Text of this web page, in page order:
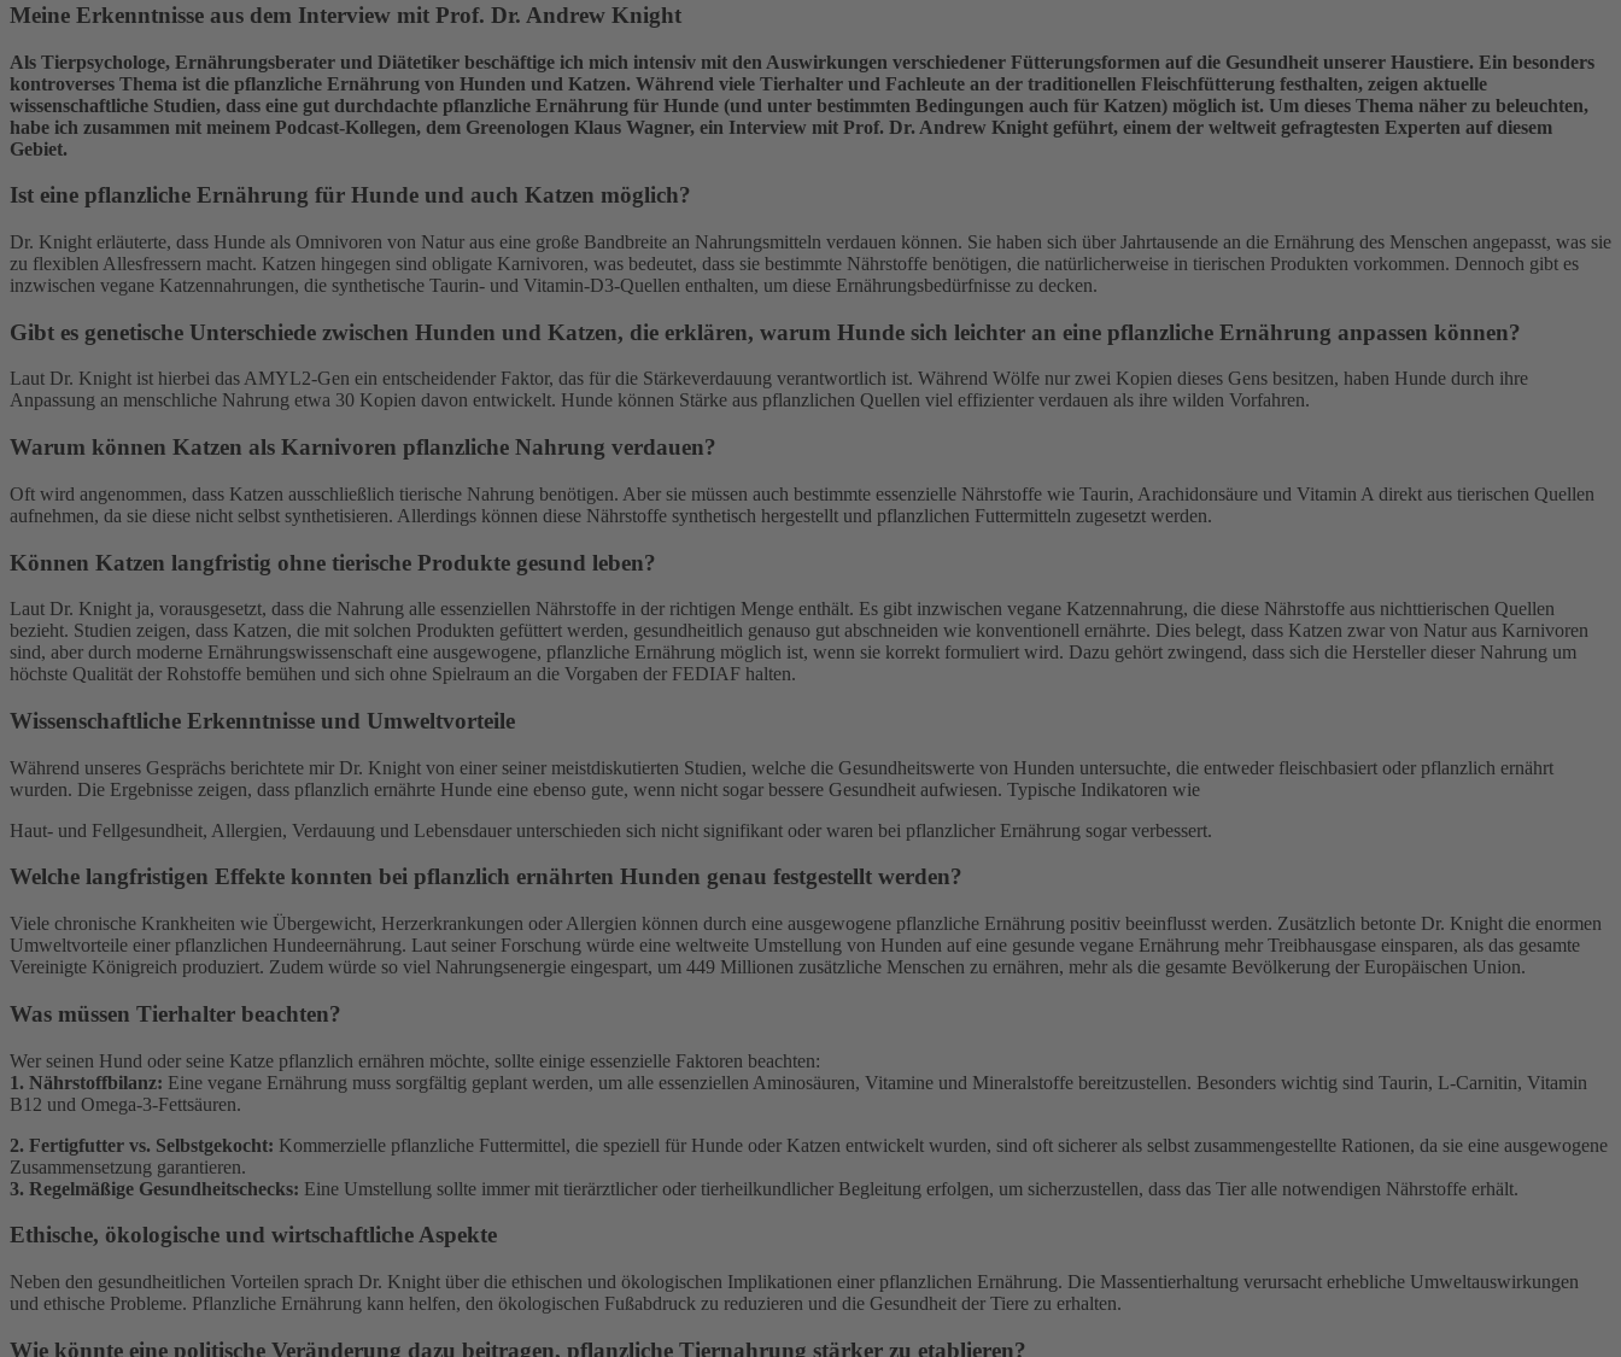
Meine Erkenntnisse aus dem Interview mit Prof. Dr. Andrew Knight
Als Tierpsychologe, Ernährungsberater und Diätetiker beschäftige ich mich intensiv mit den Auswirkungen verschiedener Fütterungsformen auf die Gesundheit unserer Haustiere. Ein besonders
kontroverses Thema ist die pflanzliche Ernährung von Hunden und Katzen. Während viele Tierhalter und Fachleute an der traditionellen Fleischfütterung festhalten, zeigen aktuelle
wissenschaftliche Studien, dass eine gut durchdachte pflanzliche Ernährung für Hunde (und unter bestimmten Bedingungen auch für Katzen) möglich ist. Um dieses Thema näher zu beleuchten,
habe ich zusammen mit meinem Podcast-Kollegen, dem Greenologen Klaus Wagner, ein Interview mit Prof. Dr. Andrew Knight geführt, einem der weltweit gefragtesten Experten auf diesem
Gebiet.
Ist eine pflanzliche Ernährung für Hunde und auch Katzen möglich?
Dr. Knight erläuterte, dass Hunde als Omnivoren von Natur aus eine große Bandbreite an Nahrungsmitteln verdauen können. Sie haben sich über Jahrtausende an die Ernährung des Menschen angepasst, was sie
zu flexiblen Allesfressern macht. Katzen hingegen sind obligate Karnivoren, was bedeutet, dass sie bestimmte Nährstoffe benötigen, die natürlicherweise in tierischen Produkten vorkommen. Dennoch gibt es
inzwischen vegane Katzennahrungen, die synthetische Taurin- und Vitamin-D3-Quellen enthalten, um diese Ernährungsbedürfnisse zu decken.
Gibt es genetische Unterschiede zwischen Hunden und Katzen, die erklären, warum Hunde sich leichter an eine pflanzliche Ernährung anpassen können?
Laut Dr. Knight ist hierbei das AMYL2-Gen ein entscheidender Faktor, das für die Stärkeverdauung verantwortlich ist. Während Wölfe nur zwei Kopien dieses Gens besitzen, haben Hunde durch ihre
Anpassung an menschliche Nahrung etwa 30 Kopien davon entwickelt. Hunde können Stärke aus pflanzlichen Quellen viel effizienter verdauen als ihre wilden Vorfahren.
Warum können Katzen als Karnivoren pflanzliche Nahrung verdauen?
Oft wird angenommen, dass Katzen ausschließlich tierische Nahrung benötigen. Aber sie müssen auch bestimmte essenzielle Nährstoffe wie Taurin, Arachidonsäure und Vitamin A direkt aus tierischen Quellen
aufnehmen, da sie diese nicht selbst synthetisieren. Allerdings können diese Nährstoffe synthetisch hergestellt und pflanzlichen Futtermitteln zugesetzt werden.
Können Katzen langfristig ohne tierische Produkte gesund leben?
Laut Dr. Knight ja, vorausgesetzt, dass die Nahrung alle essenziellen Nährstoffe in der richtigen Menge enthält. Es gibt inzwischen vegane Katzennahrung, die diese Nährstoffe aus nichttierischen Quellen
bezieht. Studien zeigen, dass Katzen, die mit solchen Produkten gefüttert werden, gesundheitlich genauso gut abschneiden wie konventionell ernährte. Dies belegt, dass Katzen zwar von Natur aus Karnivoren
sind, aber durch moderne Ernährungswissenschaft eine ausgewogene, pflanzliche Ernährung möglich ist, wenn sie korrekt formuliert wird. Dazu gehört zwingend, dass sich die Hersteller dieser Nahrung um
höchste Qualität der Rohstoffe bemühen und sich ohne Spielraum an die Vorgaben der FEDIAF halten.
Wissenschaftliche Erkenntnisse und Umweltvorteile
Während unseres Gesprächs berichtete mir Dr. Knight von einer seiner meistdiskutierten Studien, welche die Gesundheitswerte von Hunden untersuchte, die entweder fleischbasiert oder pflanzlich ernährt
wurden. Die Ergebnisse zeigen, dass pflanzlich ernährte Hunde eine ebenso gute, wenn nicht sogar bessere Gesundheit aufwiesen. Typische Indikatoren wie
Haut- und Fellgesundheit, Allergien, Verdauung und Lebensdauer unterschieden sich nicht signifikant oder waren bei pflanzlicher Ernährung sogar verbessert.
Welche langfristigen Effekte konnten bei pflanzlich ernährten Hunden genau festgestellt werden?
Viele chronische Krankheiten wie Übergewicht, Herzerkrankungen oder Allergien können durch eine ausgewogene pflanzliche Ernährung positiv beeinflusst werden. Zusätzlich betonte Dr. Knight die enormen
Umweltvorteile einer pflanzlichen Hundeernährung. Laut seiner Forschung würde eine weltweite Umstellung von Hunden auf eine gesunde vegane Ernährung mehr Treibhausgase einsparen, als das gesamte
Vereinigte Königreich produziert. Zudem würde so viel Nahrungsenergie eingespart, um 449 Millionen zusätzliche Menschen zu ernähren, mehr als die gesamte Bevölkerung der Europäischen Union.
Was müssen Tierhalter beachten?
Wer seinen Hund oder seine Katze pflanzlich ernähren möchte, sollte einige essenzielle Faktoren beachten:
1. Nährstoffbilanz: Eine vegane Ernährung muss sorgfältig geplant werden, um alle essenziellen Aminosäuren, Vitamine und Mineralstoffe bereitzustellen. Besonders wichtig sind Taurin, L-Carnitin, Vitamin
B12 und Omega-3-Fettsäuren.
2. Fertigfutter vs. Selbstgekocht: Kommerzielle pflanzliche Futtermittel, die speziell für Hunde oder Katzen entwickelt wurden, sind oft sicherer als selbst zusammengestellte Rationen, da sie eine ausgewogene
Zusammensetzung garantieren.
3. Regelmäßige Gesundheitschecks: Eine Umstellung sollte immer mit tierärztlicher oder tierheilkundlicher Begleitung erfolgen, um sicherzustellen, dass das Tier alle notwendigen Nährstoffe erhält.
Ethische, ökologische und wirtschaftliche Aspekte
Neben den gesundheitlichen Vorteilen sprach Dr. Knight über die ethischen und ökologischen Implikationen einer pflanzlichen Ernährung. Die Massentierhaltung verursacht erhebliche Umweltauswirkungen
und ethische Probleme. Pflanzliche Ernährung kann helfen, den ökologischen Fußabdruck zu reduzieren und die Gesundheit der Tiere zu erhalten.
Wie könnte eine politische Veränderung dazu beitragen, pflanzliche Tiernahrung stärker zu etablieren?